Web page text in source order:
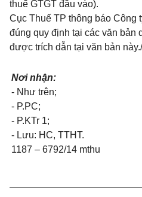
thuế GTGT đầu vào).
Cục Thuế TP thông báo Công
đúng quy định tại các văn bản
được trích dẫn tại văn bản
Nơi nhận:
- Như trên;
- P.PC;
- P.KTr 1;
- Lưu: HC, TTHT.
1187 – 6792/14 mthu